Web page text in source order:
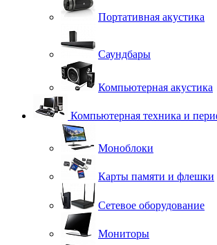
Портативная акустика
Саундбары
Компьютерная акустика
Компьютерная техника и
Моноблоки
Карты памяти и флешки
Сетевое оборудование
Мониторы